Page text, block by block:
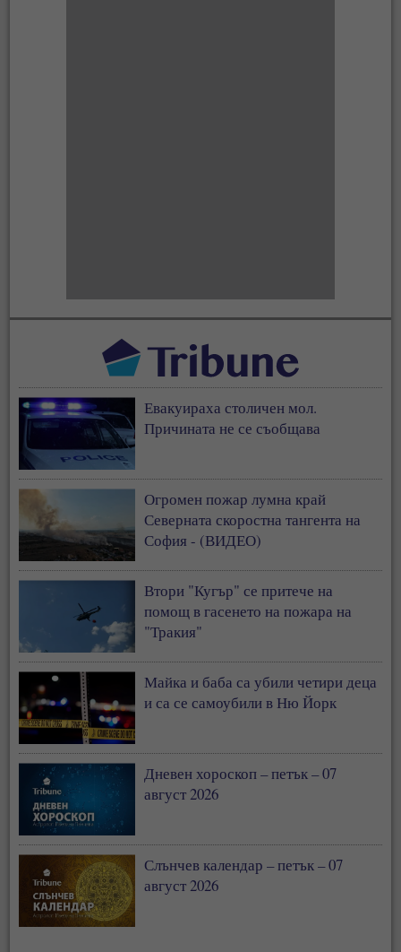
Евакуираха столичен мол.
Причината не се съобщава
Огромен пожар лумна край
Северната скоростна тангента на
София - (ВИДЕО)
Втори "Кугър" се притече на
помощ в гасенето на пожара на
"Тракия"
Майка и баба са убили четири деца
и са се самоубили в Ню Йорк
Дневен хороскоп – петък – 07
август 2026
Слънчев календар – петък – 07
август 2026